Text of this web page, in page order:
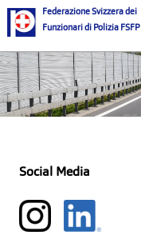
Federazione Svizzera dei
Funzionari di Polizia FSFP
Social Media